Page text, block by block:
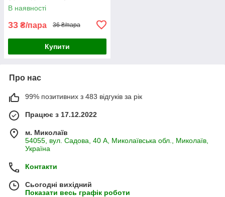
В наявності
33 ₴/пара 36 ₴/пара
Купити
Про нас
99% позитивних з 483 відгуків за рік
Працює з 17.12.2022
м. Миколаїв
54055, вул. Садова, 40 А, Миколаївська обл., Миколаїв,
Україна
Контакти
Сьогодні вихідний
Показати весь графік роботи